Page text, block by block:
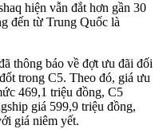
hiện vẫn đắt hơn gần 30
đến từ Trung Quốc là
thông báo về đợt ưu đãi đối
trong C5. Theo đó, giá ưu
469,1 triệu đồng, C5
giá 599,9 triệu đồng,
giá niêm yết.